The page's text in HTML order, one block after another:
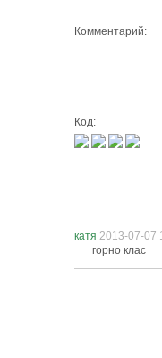
Комментарий:
Код:
катя 2013-07-07
горно клас